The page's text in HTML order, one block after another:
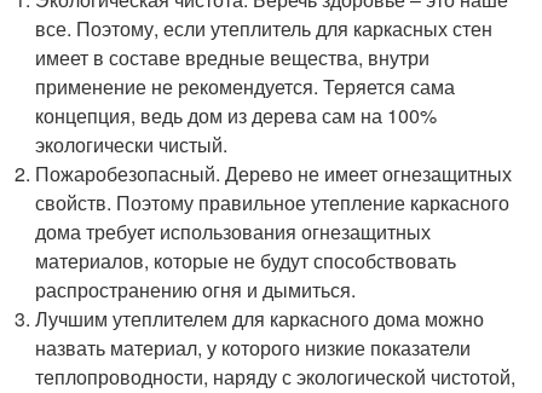
все. Поэтому, если утеплитель для каркасных стен
имеет в составе вредные вещества, внутри
применение не рекомендуется. Теряется сама
концепция, ведь дом из дерева сам на 100%
экологически чистый.
Пожаробезопасный. Дерево не имеет огнезащитных
свойств. Поэтому правильное утепление каркасного
дома требует использования огнезащитных
материалов, которые не будут способствовать
распространению огня и дымиться.
Лучшим утеплителем для каркасного дома можно
назвать материал, у которого низкие показатели
теплопроводности, наряду с экологической чистотой,